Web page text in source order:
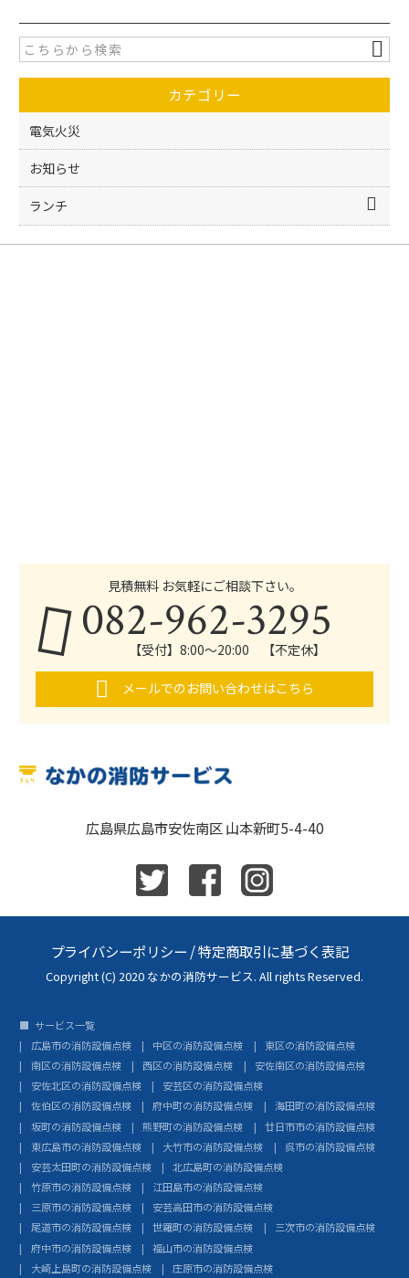
e
b
o
o
k
er
カテゴリー
電気火災
お知らせ
ランチ
見積無料 お気軽にご相談下さい。
082-962-3295
【受付】8:00～20:00 【不定休】
メールでのお問い合わせはこちら
広島県広島市安佐南区 山本新町5-4-40
プライバシーポリシー /特定商取引に基づく表記
Copyright (C) 2020 なかの消防サービス. All rights Reserved.
サービス一覧
広島市の消防設備点検
中区の消防設備点検
東区の消防設備点検
南区の消防設備点検
西区の消防設備点検
安佐南区の消防設備点検
安佐北区の消防設備点検
安芸区の消防設備点検
佐伯区の消防設備点検
府中町の消防設備点検
海田町の消防設備点検
坂町の消防設備点検
熊野町の消防設備点検
廿日市市の消防設備点検
東広島市の消防設備点検
大竹市の消防設備点検
呉市の消防設備点検
安芸太田町の消防設備点検
北広島町の消防設備点検
竹原市の消防設備点検
江田島市の消防設備点検
三原市の消防設備点検
安芸高田市の消防設備点検
尾道市の消防設備点検
世羅町の消防設備点検
三次市の消防設備点検
府中市の消防設備点検
福山市の消防設備点検
大崎上島町の消防設備点検
庄原市の消防設備点検